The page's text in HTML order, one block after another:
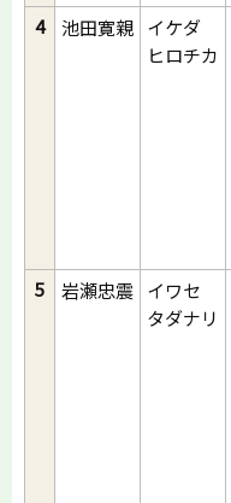
4
池田寛親 イケダ
ヒロチカ
5
岩瀬忠震 イワセ
タダナリ